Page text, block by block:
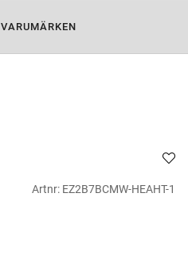
VARUMÄRKEN
Artnr: EZ2B7BCMW-HEAHT-1